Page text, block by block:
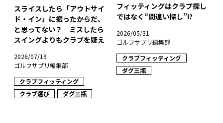
スライスしたら「アウトサイ
ド・イン」に振ったからだ、
と思ってない？ ミスしたら
スイングよりもクラブを疑え
2026/07/19
ゴルフサプリ編集部
クラブフィッティング
クラブ選び
ダグ三瓶
フィッティングはクラブ探し
ではなく“間違い探し”!?
2026/05/31
ゴルフサプリ編集部
クラブフィッティング
ダグ三瓶